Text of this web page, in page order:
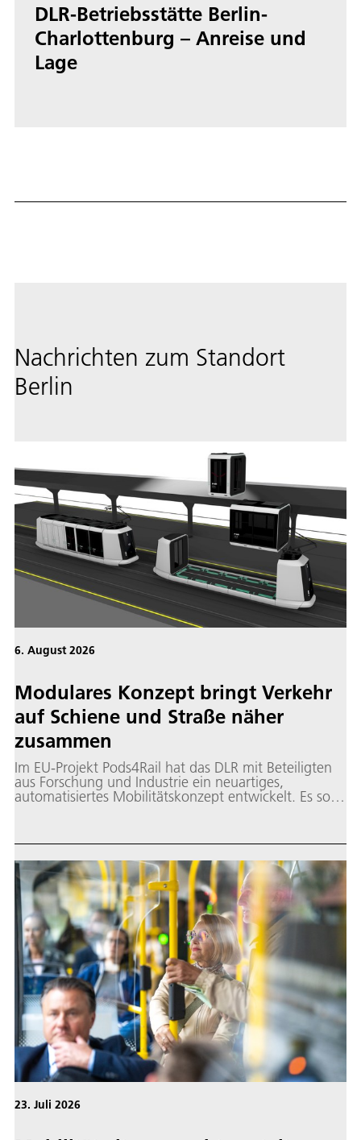
DLR-Betriebsstätte Berlin-
Charlottenburg – Anreise und
Lage
Nachrichten zum Standort
Berlin
6. August 2026
Modulares Konzept bringt Verkehr
auf Schiene und Straße näher
zusammen
Im EU-Projekt Pods4Rail hat das DLR mit Beteiligten
aus Forschung und Industrie ein neuartiges,
automatisiertes Mobilitätskonzept entwickelt. Es soll
23. Juli 2026